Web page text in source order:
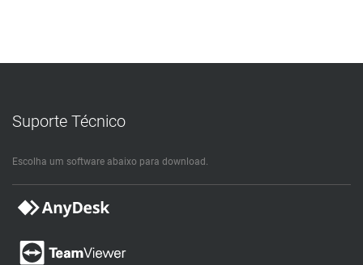
Suporte Técnico
Escolha um software abaixo para download.